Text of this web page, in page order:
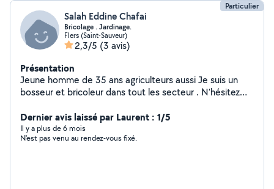
Particulier
Salah Eddine Chafai
Bricolage . Jardinage.
Flers (Saint-Sauveur)
2,3/5 (3 avis)
Présentation
Jeune homme de 35 ans agriculteurs aussi Je suis un
bosseur et bricoleur dans tout les secteur . N'hésitez
Dernier avis laissé par Laurent : 1/5
Il y a plus de 6 mois
N'est pas venu au rendez-vous fixé.